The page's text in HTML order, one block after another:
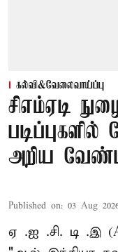
கல்வி&வேலைவாய்ப்பு
சிஎம்ஏடி
அறிய
Published on: 03 Aug
ஏ .ஐ .சி. டி .இ